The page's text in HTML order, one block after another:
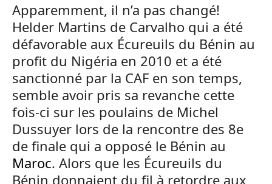
Apparemment, il n’a pas changé!
Helder Martins de Carvalho qui a été
défavorable aux Écureuils du Bénin au
profit du Nigéria en 2010 et a été
sanctionné par la CAF en son temps,
semble avoir pris sa revanche cette
fois-ci sur les poulains de Michel
Dussuyer lors de la rencontre des 8e
de finale qui a opposé le Bénin au
Maroc. Alors que les Écureuils du
Bénin donnaient du fil à retordre aux